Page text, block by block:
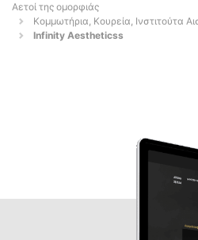
Αετοί της ομορφιάς
Κομμωτήρια, Κουρεία, Ινστιτούτα
Infinity Aestheticss